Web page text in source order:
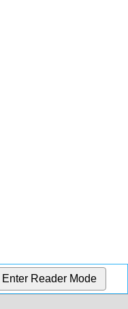
Enter Reader Mode